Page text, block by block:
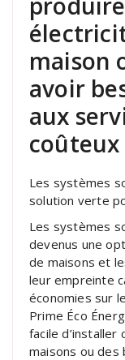
maison
avoir
aux
Les systèmes
solution verte
Les systèmes
devenus une
de maisons et
leur empreinte
économies sur
Prime Éco
facile
maisons ou des